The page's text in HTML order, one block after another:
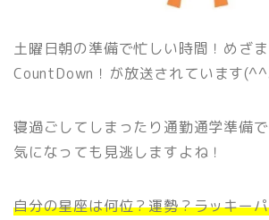
土曜日朝の準備で忙しい時間！めざ
CountDown！が放送されています
寝過ごしてしまったり通勤通学準備で
気になっても見逃しますよね！
自分の星座は何位？運勢？ラッキー